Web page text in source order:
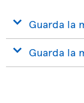
Guarda la
Guarda la